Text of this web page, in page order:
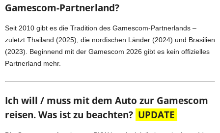
Gamescom-Partnerland?
Seit 2010 gibt es die Tradition des Gamescom-Partnerlands –
zuletzt Thailand (2025), die nordischen Länder (2024) und Brasilien
(2023). Beginnend mit der Gamescom 2026 gibt es kein offizielles
Partnerland mehr.
Ich will / muss mit dem Auto zur Gamescom
reisen. Was ist zu beachten? UPDATE